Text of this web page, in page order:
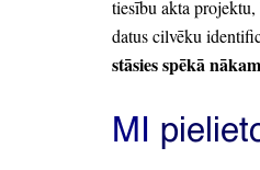
tiesību akta projektu,
datus cilvēku
stāsies spēkā
MI